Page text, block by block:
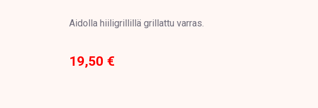
Aidolla hiiligrillillä grillattu varras.
19,50 €